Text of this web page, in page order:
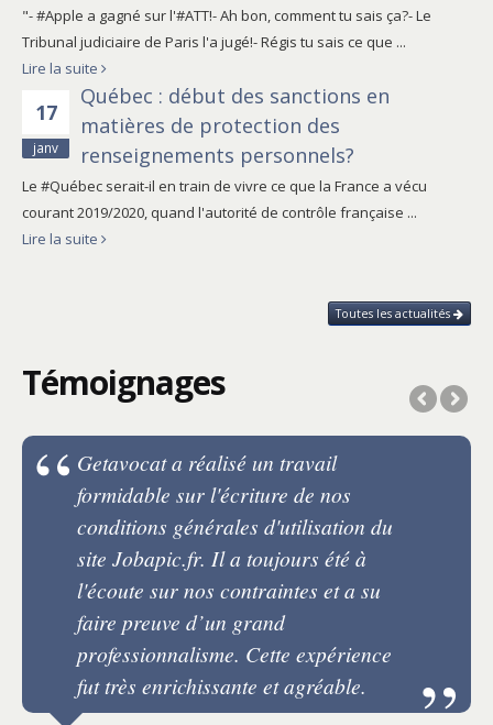
"- #Apple a gagné sur l'#ATT!- Ah bon, comment tu sais ça?- Le
Tribunal judiciaire de Paris l'a jugé!- Régis tu sais ce que ...
Lire la suite
17
janv
Québec : début des sanctions en
matières de protection des
renseignements personnels?
Le #Québec serait-il en train de vivre ce que la France a vécu
courant 2019/2020, quand l'autorité de contrôle française ...
Lire la suite
Toutes les actualités
Témoignages
Getavocat a réalisé un travail
formidable sur l'écriture de nos
conditions générales d'utilisation du
site Jobapic.fr. Il a toujours été à
l'écoute sur nos contraintes et a su
faire preuve d’un grand
professionnalisme. Cette expérience
fut très enrichissante et agréable.